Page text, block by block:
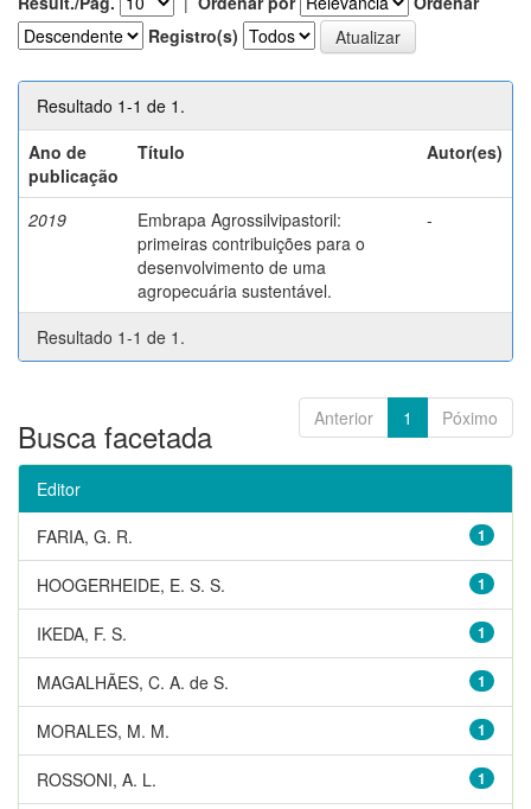
Registro(s)
Resultado 1-1 de 1.
Ano de
publicação
Título Autor(es)
2019
Embrapa Agrossilvipastoril:
primeiras contribuições para o
desenvolvimento de uma
agropecuária sustentável.
-
Resultado 1-1 de 1.
Anterior 1 Póximo
Busca facetada
Editor
1
FARIA, G. R.
1
HOOGERHEIDE, E. S. S.
1
IKEDA, F. S.
1
MAGALHÃES, C. A. de S.
1
MORALES, M. M.
1
ROSSONI, A. L.